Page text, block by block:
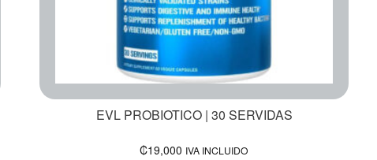
EVL PROBIOTICO | 30 SERVIDAS
₡19,000 IVA INCLUIDO